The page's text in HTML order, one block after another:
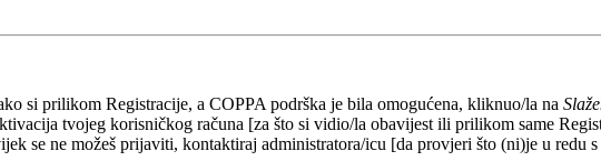
si prilikom Registracije, a COPPA podrška je bila omogućena, kliknuo/la na
tvojeg korisničkog računa [za što si vidio/la obavijest ili prilikom same
se ne možeš prijaviti, kontaktiraj administratora/icu [da provjeri što (ni)je u redu